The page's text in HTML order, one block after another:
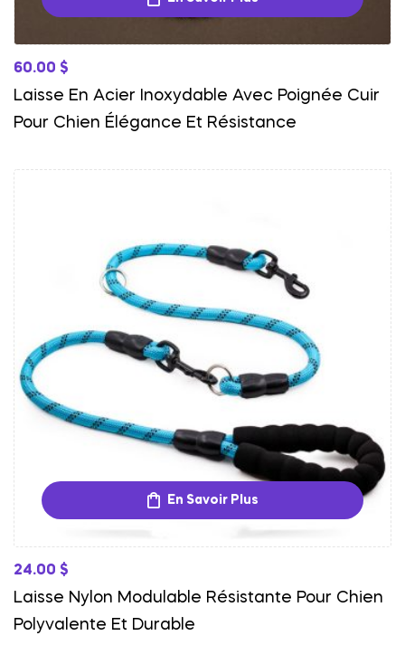
60.00 $
Laisse En Acier Inoxydable Avec Poignée Cuir
Pour Chien Élégance Et Résistance
En Savoir Plus
24.00 $
Laisse Nylon Modulable Résistante Pour Chien
Polyvalente Et Durable